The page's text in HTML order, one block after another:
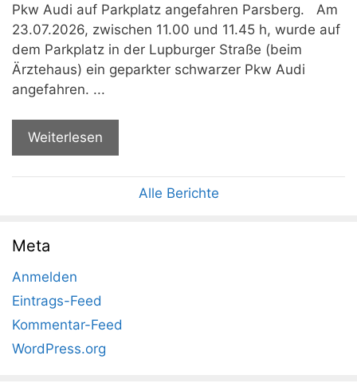
Pkw Audi auf Parkplatz angefahren Parsberg. Am
23.07.2026, zwischen 11.00 und 11.45 h, wurde auf
dem Parkplatz in der Lupburger Straße (beim
Ärztehaus) ein geparkter schwarzer Pkw Audi
angefahren. ...
Weiterlesen
Alle Berichte
Meta
Anmelden
Eintrags-Feed
Kommentar-Feed
WordPress.org